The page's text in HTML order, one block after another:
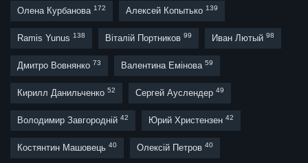
Олена Курбанова 172 Алексей Копытько 139
Ramis Yunus 138 Віталій Портников 99 Иван Лютый 98
Дмитро Вовнянко 73 Валентина Емінова 59
Кирилл Данильченко 52 Сергей Ауслендер 49
Володимир Завгородній 42 Юрий Христензен 42
Костянтин Машовець 40 Олексій Петров 40